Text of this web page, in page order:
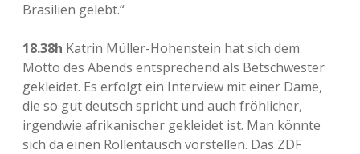
Brasilien gelebt.“
18.38h Katrin Müller-Hohenstein hat sich dem
Motto des Abends entsprechend als Betschwester
gekleidet. Es erfolgt ein Interview mit einer Dame,
die so gut deutsch spricht und auch fröhlicher,
irgendwie afrikanischer gekleidet ist. Man könnte
sich da einen Rollentausch vorstellen. Das ZDF